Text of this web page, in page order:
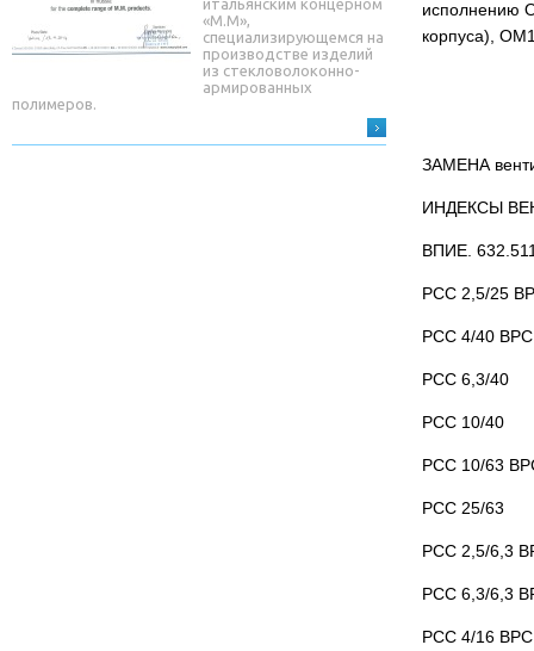
итальянским концерном
«М.М»,
специализирующемся на
производстве изделий
из стекловолоконно-
армированных
полимеров.
исполнению
корпуса),
ЗАМЕНА
ИНДЕКСЫ
ВПИЕ.
РСС 2,5/25
РСС 4/40 ВРС
РСС 6,3/40
РСС 10/40
РСС 10/63
РСС 25/63
РСС 2,5/6,3
РСС 6,3/6,3
РСС 4/16